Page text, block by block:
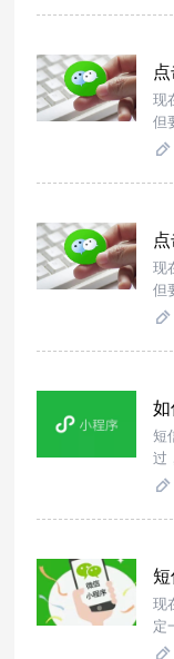
现
但
现
但
短
过
链
现
定